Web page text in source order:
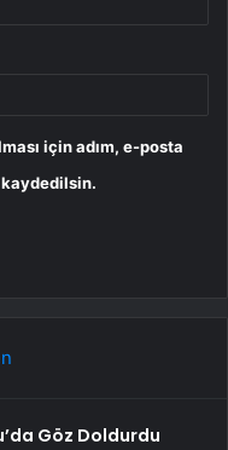
için adım, e-posta
kaydedilsin.
Göz Doldurdu